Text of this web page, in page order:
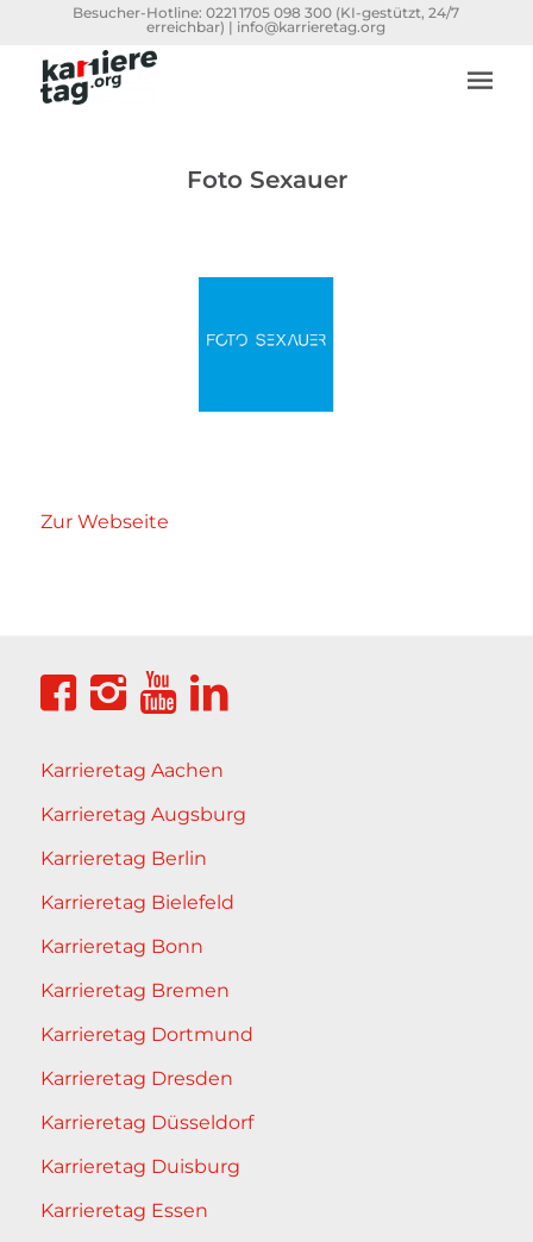
Besucher-Hotline:0221 1705 098 300 (KI-gestützt, 24/7
erreichbar) | info@karrieretag.org
Foto Sexauer
Zur Webseite
Karrieretag Aachen
Karrieretag Augsburg
Karrieretag Berlin
Karrieretag Bielefeld
Karrieretag Bonn
Karrieretag Bremen
Karrieretag Dortmund
Karrieretag Dresden
Karrieretag Düsseldorf
Karrieretag Duisburg
Karrieretag Essen